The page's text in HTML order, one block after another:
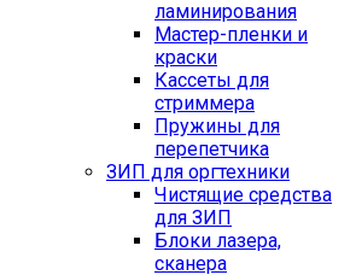
ламинирования
Мастер-пленки и
краски
Кассеты для
стриммера
Пружины для
перепетчика
ЗИП для оргтехники
Чистящие средства
для ЗИП
Блоки лазера,
сканера